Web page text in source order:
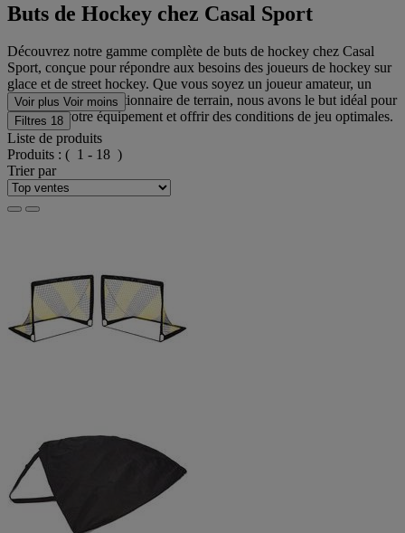
Buts de Hockey chez Casal Sport
Découvrez notre gamme complète de buts de hockey chez Casal
Sport, conçue pour répondre aux besoins des joueurs de hockey sur
glace et de street hockey. Que vous soyez un joueur amateur, un
entraîneur ou un gestionnaire de terrain, nous avons le but idéal pour
améliorer votre équipement et offrir des conditions de jeu optimales.
Voir plus Voir moins
Filtres 18
Liste de produits
Produits : ( 1 - 18 )
Trier par